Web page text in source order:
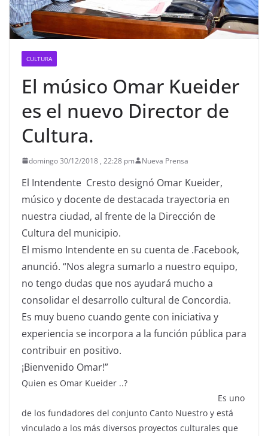
CULTURA
El músico Omar Kueider
es el nuevo Director de
Cultura.
domingo 30/12/2018 , 22:28 pm Nueva Prensa
El Intendente Cresto designó Omar Kueider,
músico y docente de destacada trayectoria en
nuestra ciudad, al frente de la Dirección de
Cultura del municipio.
El mismo Intendente en su cuenta de .Facebook,
anunció. “Nos alegra sumarlo a nuestro equipo,
no tengo dudas que nos ayudará mucho a
consolidar el desarrollo cultural de Concordia.
Es muy bueno cuando gente con iniciativa y
experiencia se incorpora a la función pública para
contribuir en positivo.
¡Bienvenido Omar!”
Quien es Omar Kueider ..?
Es uno
de los fundadores del conjunto Canto Nuestro y está
vinculado a los más diversos proyectos culturales que